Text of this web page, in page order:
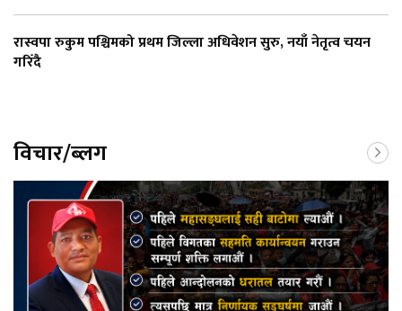
रास्वपा रुकुम पश्चिमको प्रथम जिल्ला अधिवेशन सुरु, नयाँ नेतृत्व चयन
गरिँदै
विचार/ब्लग